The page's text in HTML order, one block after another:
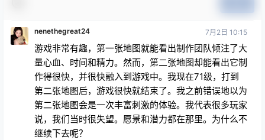
nenethegreat24 7月2日 10:15
游戏非常有趣，第一张地图就能看出制作团队倾注了大
量心血、时间和精力。然而，第二张地图却能看出它制
作得很快，并很快融入到游戏中。我现在71级，打到
第二张地图后，游戏很快就结束了。我之前错误地以为
第二张地图会是一次丰富刺激的体验。我代表很多玩家
说，我们当时很失望。愿景和潜力都在那里。为什么不
继续下去呢？